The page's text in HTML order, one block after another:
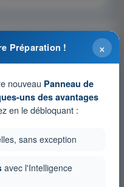
×
Préparation !
nouveau Panneau de
uns des avantages
en le débloquant :
sans exception
avec l'Intelligence